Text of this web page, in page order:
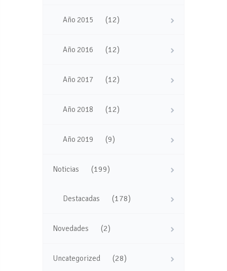
Año 2015 (12)
Año 2016 (12)
Año 2017 (12)
Año 2018 (12)
Año 2019 (9)
Noticias (199)
Destacadas (178)
Novedades (2)
Uncategorized (28)